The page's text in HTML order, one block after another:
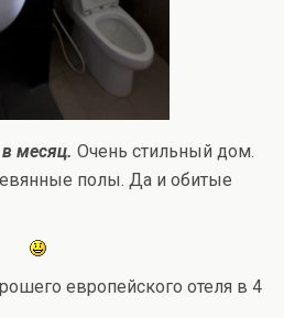
месяц. Очень стильный дом.
полы. Да и обитые
европейского отеля в 4